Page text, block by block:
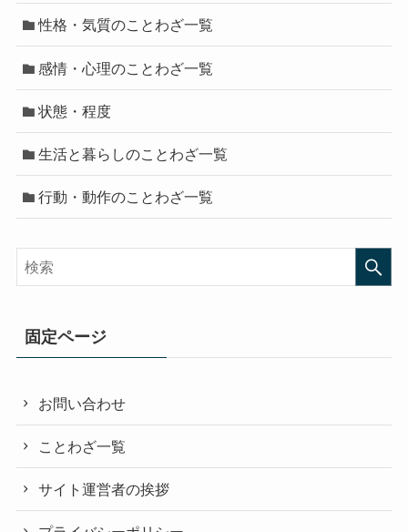
性格・気質のことわざ一覧
感情・心理のことわざ一覧
状態・程度
生活と暮らしのことわざ一覧
行動・動作のことわざ一覧
固定ページ
お問い合わせ
ことわざ一覧
サイト運営者の挨拶